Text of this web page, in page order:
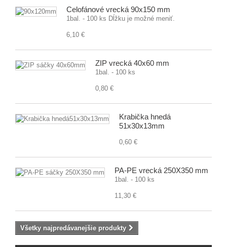
Celofánové vrecká 90x150 mm
1bal. - 100 ks Dĺžku je možné meniť.
6,10 €
ZIP vrecká 40x60 mm
1bal. - 100 ks
0,80 €
Krabička hnedá
51x30x13mm
0,60 €
PA-PE vrecká 250X350 mm
1bal. - 100 ks
11,30 €
Všetky najpredávanejšie produkty